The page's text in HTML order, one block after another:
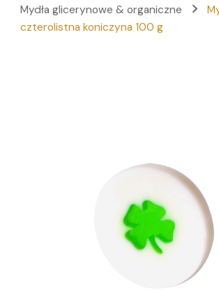
Mydła glicerynowe & organiczne
czterolistna koniczyna 100 g